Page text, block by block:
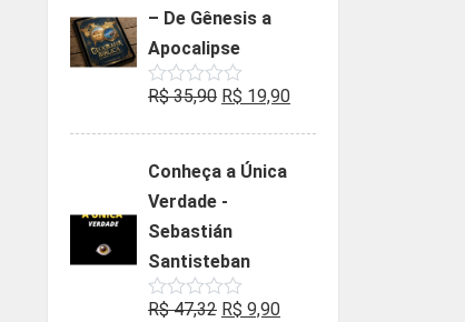
– De Gênesis a
Apocalipse
Avaliação
de
R$35,90 O
era:
R$ 19,90O
Conheça a Única
Verdade -
Sebastián
Santisteban
Avaliação
R$47,32 O
R$ 9,90O